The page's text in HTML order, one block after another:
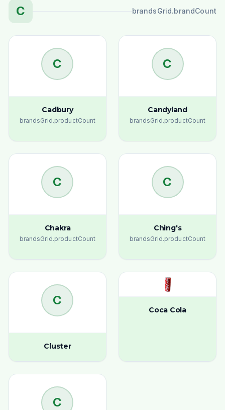
C brandsGrid.brandCount
C
Cadbury
brandsGrid.productCount
C
Candyland
brandsGrid.productCount
C
Chakra
brandsGrid.productCount
C
Ching's
brandsGrid.productCount
C
Cluster
Coca Cola
C